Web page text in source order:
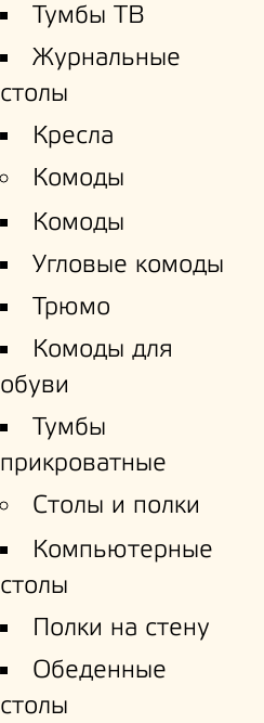
Тумбы ТВ
Журнальные
столы
Кресла
Комоды
Комоды
Угловые комоды
Трюмо
Комоды для
обуви
Тумбы
прикроватные
Столы и полки
Компьютерные
столы
Полки на стену
Обеденные
столы